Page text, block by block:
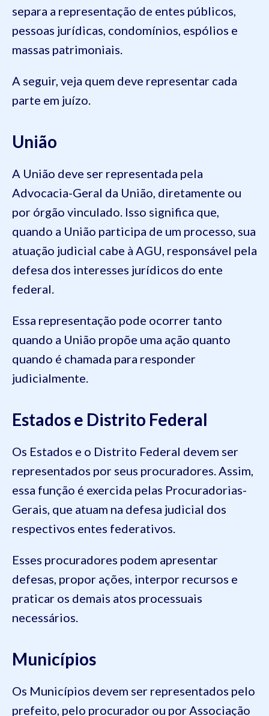
separa a representação de entes públicos,
pessoas jurídicas, condomínios, espólios e
massas patrimoniais.
A seguir, veja quem deve representar cada
parte em juízo.
União
A União deve ser representada pela
Advocacia-Geral da União, diretamente ou
por órgão vinculado. Isso significa que,
quando a União participa de um processo, sua
atuação judicial cabe à AGU, responsável pela
defesa dos interesses jurídicos do ente
federal.
Essa representação pode ocorrer tanto
quando a União propõe uma ação quanto
quando é chamada para responder
judicialmente.
Estados e Distrito Federal
Os Estados e o Distrito Federal devem ser
representados por seus procuradores. Assim,
essa função é exercida pelas Procuradorias-
Gerais, que atuam na defesa judicial dos
respectivos entes federativos.
Esses procuradores podem apresentar
defesas, propor ações, interpor recursos e
praticar os demais atos processuais
necessários.
Municípios
Os Municípios devem ser representados pelo
prefeito, pelo procurador ou por Associação